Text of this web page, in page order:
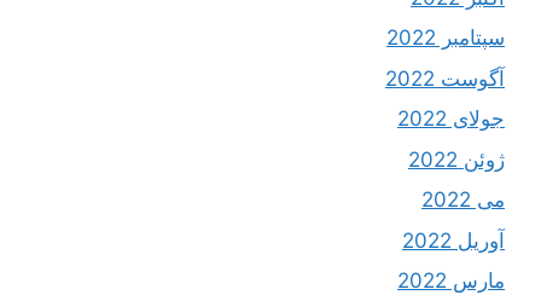
سپتامبر 2022
آگوست 2022
جولای 2022
ژوئن 2022
می 2022
آوریل 2022
مارس 2022